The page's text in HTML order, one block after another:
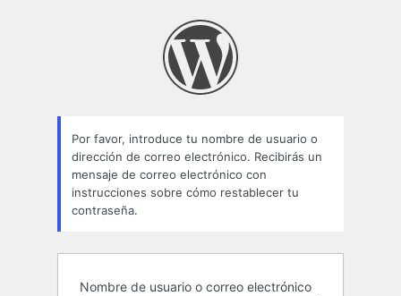
Por favor, introduce tu nombre de usuario o
dirección de correo electrónico. Recibirás un
mensaje de correo electrónico con
instrucciones sobre cómo restablecer tu
contraseña.
Nombre de usuario o correo electrónico